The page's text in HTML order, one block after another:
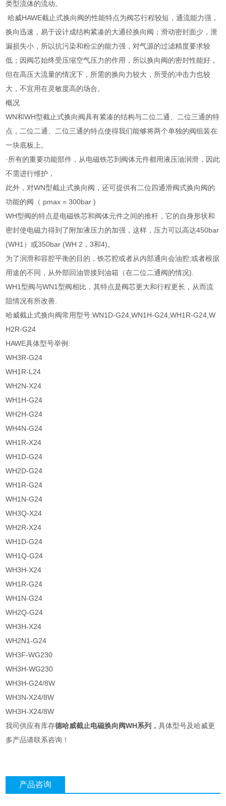
类型流体的流动。
哈威HAWE截止式换向阀的性能特点为阀芯行程较短，通流能力强，
换向迅速，易于设计成结构紧凑的大通径换向阀；滑动密封面少，泄
漏损失小，所以抗污染和粉尘的能力强，对气源的过滤精度要求较
低；因阀芯始终受压缩空气压力的作用，所以换向阀的密封性能好，
但在高压大流量的情况下，所需的换向力较大，所受的冲击力也较
大，不宜用在灵敏度高的场合。
概况
WN和WH型截止式换向阀具有紧凑的结构与二位二通、二位三通的特
点，二位二通、二位三通的特点使得我们能够将两个单独的阀组装在
一块底板上。
·所有的重要功能部件，从电磁铁芯到阀体元件都用液压油润滑，因此
不需进行维护，
此外，对WN型截止式换向阀，还可提供有二位四通滑阀式换向阀的
功能的阀（ pmax = 300bar )
WH型阀的特点是电磁铁芯和阀体元件之间的推杆，它的自身形状和
密封使电磁力得到了附加液压力的加强，这样，压力可以高达450bar
(WH1）或350bar (WH 2，3和4)。
为了润滑和容腔平衡的目的，铁芯腔或者从内部通向会油腔;或者根据
用途的不同，从外部回油管接到油箱（在二位二通阀的情况).
WH1型阀与WN1型阀相比，其特点是阀芯更大和行程更长，从而流
阻情况有所改善.
哈威截止式换向阀常用型号:WN1D-G24,WN1H-G24,WH1R-G24,W
H2R-G24
HAWE具体型号举例:
WH3R-G24
WH1R-L24
WH2N-X24
WH1H-G24
WH2H-G24
WH4N-G24
WH1R-X24
WH1D-G24
WH2D-G24
WH1R-G24
WH1N-G24
WH3Q-X24
WH2R-X24
WH1D-G24
WH1Q-G24
WH3H-X24
WH1R-G24
WH1N-G24
WH2Q-G24
WH3H-X24
WH2N1-G24
WH3F-WG230
WH3H-WG230
WH3H-G24/8W
WH3N-X24/8W
WH3H-X24/8W
我司供应有库存德哈威截止电磁换向阀WH系列 ，具体型号及哈威更
多产品请联系咨询！
产品咨询